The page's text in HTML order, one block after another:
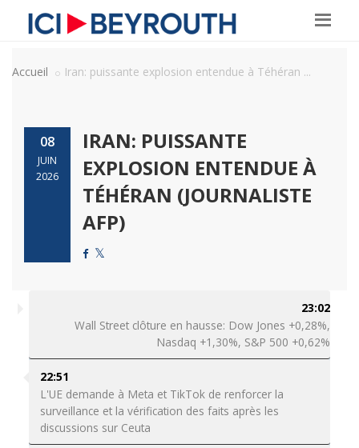
Accueil Iran: puissante explosion entendue à Téhéran ...
08
JUIN
2026
IRAN: PUISSANTE
EXPLOSION ENTENDUE À
TÉHÉRAN (JOURNALISTE
AFP)
23:02
Wall Street clôture en hausse: Dow Jones +0,28%,
Nasdaq +1,30%, S&P 500 +0,62%
22:51
L'UE demande à Meta et TikTok de renforcer la
surveillance et la vérification des faits après les
discussions sur Ceuta